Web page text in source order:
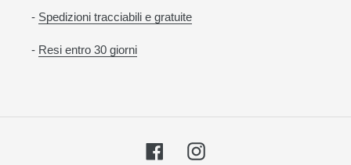
- Spedizioni tracciabili e gratuite
- Resi entro 30 giorni
FacebookInstagram